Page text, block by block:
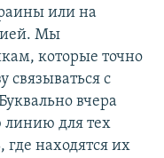
или на
Мы
которые точно
связываться с
вчера
для тех
где находятся их